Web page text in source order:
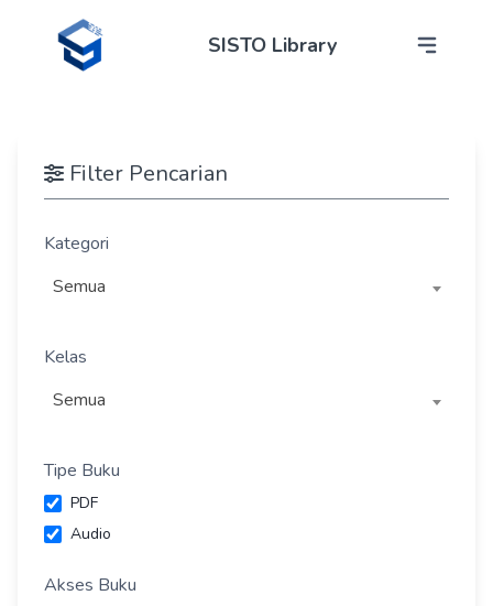
SISTO Library
Filter Pencarian
Kategori
Semua
Kelas
Semua
Tipe Buku
PDF
Audio
Akses Buku